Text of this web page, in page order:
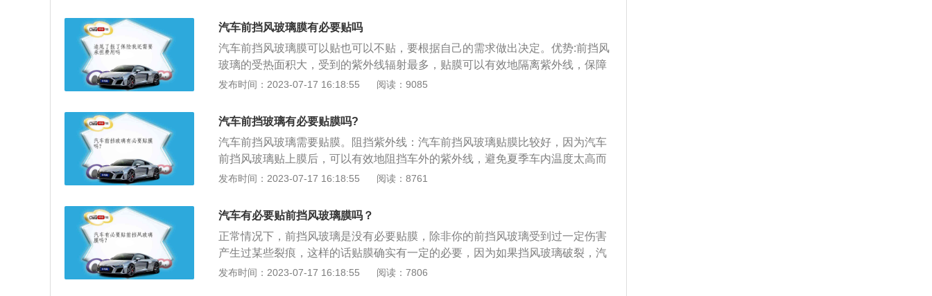
选择高品质、透过率高的太阳膜，使夜间行车时更加安全。贴膜时，最好将车开
到室内，防止汽车玻璃和太阳膜间落入杂质，影响贴膜的进行。
裂飞溅。贴膜的防眩光性，可以有效地减弱刺目的昡光，为车主创造良好的驾驶
视野，缓解驾驶疲劳，提高驾驶安全。汽车贴膜注意事项：在贴膜时，汽车前挡
风玻璃膜的颜色要稍微浅一些，或者使用无色玻璃膜，在贴汽车前挡风玻璃膜时
一定不要影响驾驶员的视线。
汽车前挡风玻璃膜有必要贴吗
汽车前挡风玻璃膜可以贴也可以不贴，要根据自己的需求做出决定。优势:前挡风
玻璃的受热面积大，受到的紫外线辐射最多，贴膜可以有效地隔离紫外线，保障
驾驶员和乘车人员的身体健康。可以阻隔一部分温度，可以有效地减弱刺目的眩
膜，碎片不致飞溅，起到保护驾驶员安全的作用。弊端:在贴上颜色较深的玻璃膜
后，不仅有时会影响自己的视线，还会造成车体反光，使后车的视线会受到影
响，会使追尾事故率增加。还有如果贴的是金属膜容易出现屏蔽ETC、GPS信
号、反光高等问题。
发布时间：2023-07-17 16:18:55 阅读：9085
汽车前挡玻璃有必要贴膜吗?
汽车前挡风玻璃需要贴膜。阻挡紫外线：汽车前挡风玻璃贴膜比较好，因为汽车
前挡风玻璃贴上膜后，可以有效地阻挡车外的紫外线，避免夏季车内温度太高而
对司机的舒适性带来影响。还有贴膜后能减少夜间行车时对汽车灯光对司机视线
在晚上也会影响驾驶员对四周的判断。在贴主副驾驶玻璃膜时，最好在后视镜方
向留一个三角区域，从而使驾驶员更好地观察后视镜，防止因为看不到后车情况
而发生安全隐患。
发布时间：2023-07-17 16:18:55 阅读：8761
汽车有必要贴前挡风玻璃膜吗？
正常情况下，前挡风玻璃是没有必要贴膜，除非你的前挡风玻璃受到过一定伤害
产生过某些裂痕，这样的话贴膜确实有一定的必要，因为如果挡风玻璃破裂，汽
车的玻璃膜会起到一种粘性作用，粘住破碎的玻璃，使我们受伤的程度降低，不
发布时间：2023-07-17 16:18:55 阅读：7806